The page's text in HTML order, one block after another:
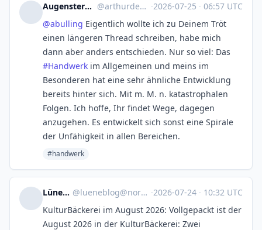
Augenstern 👓 🇪🇺 🇩🇪 🇪🇸 @arthurdent@troet.cafe ·2026-07-25 · 06:57 UTC
@abulling Eigentlich wollte ich zu Deinem Tröt
einen längeren Thread schreiben, habe mich
dann aber anders entschieden. Nur so viel: Das
#Handwerk im Allgemeinen und meins im
Besonderen hat eine sehr ähnliche Entwicklung
bereits hinter sich. Mit m. M. n. katastrophalen
Folgen. Ich hoffe, Ihr findet Wege, dagegen
anzugehen. Es entwickelt sich sonst eine Spirale
der Unfähigkeit in allen Bereichen.
#handwerk
Lüne-Blog @lueneblog@norden.social ·2026-07-24 · 10:32 UTC
KulturBäckerei im August 2026: Vollgepackt ist der
August 2026 in der KulturBäckerei: Zwei